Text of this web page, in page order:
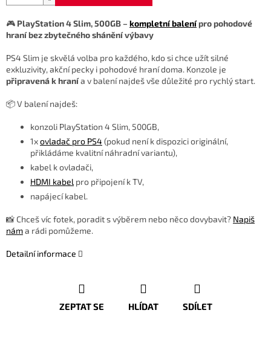
🎮 PlayStation 4 Slim, 500GB – kompletní balenípro pohodové
hraní bez zbytečného shánění výbavy
PS4 Slim je skvělá volba pro každého, kdo si chce užít silné
exkluzivity, akční pecky i pohodové hraní doma. Konzole je
připravená k hranía v balení najdeš vše důležité pro rychlý start.
📦 V balení najdeš:
konzoli PlayStation 4 Slim, 500GB,
1xovladač pro PS4 (pokud není k dispozici originální,
přikládáme kvalitní náhradní variantu),
kabel k ovladači,
HDMI kabel pro připojení k TV,
napájecí kabel.
📸 Chceš víc fotek, poradit s výběrem nebo něco dovybavit? Napiš
náma rádi pomůžeme.
Detailní informace
ZEPTAT SE HLÍDAT SDÍLET